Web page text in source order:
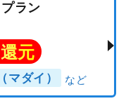
ラン
元
マダイ）